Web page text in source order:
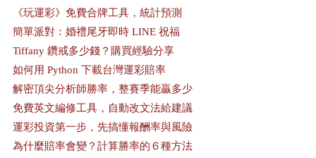
《玩運彩》免費合牌工具，統計預測
簡單派對：婚禮尾牙即時 LINE 祝福
Tiffany 鑽戒多少錢？購買經驗分享
如何用 Python 下載台灣運彩賠率
解密頂尖分析師勝率，整賽季能贏多少
免費英文編修工具，自動改文法給建議
運彩投資第一步，先搞懂報酬率與風險
為什麼賠率會變？計算勝率的６種方法